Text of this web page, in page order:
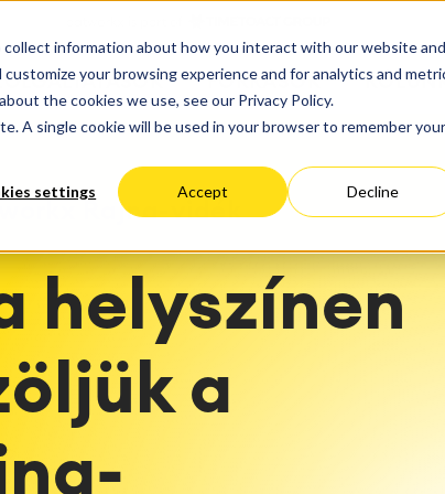
information about how you interact with our website and
your browsing experience and for analytics and
the cookies we use, see our Privacy Policy.
A single cookie will be used in your browser to remember your
settings Accept Decline
túlóra-kezelés
Szervízmenedzsment
IT Service Management &
Service Management
Asset Management
Omnichannel
& Restore
Fejlődés
Performancia
Migráció
Felhő Migráció
folyamattanácsadás
FORRÁSOK
Blog
Magyarország Németország
Rajna-vidék
helyszínen
a